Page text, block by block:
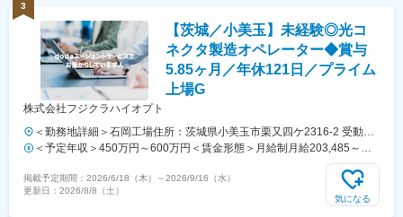
3
【茨城／小美玉】未経験◎光コ
ネクタ製造オペレーター◆賞与
5.85ヶ月／年休121日／プライム
上場G
株式会社フジクラハイオプト
＜勤務地詳細＞石岡工場住所：茨城県小美玉市栗又四ケ2316-2 受動喫
煙対策：屋内全面禁煙変更の範囲：会社の定める事業所
＜予定年収＞450万円～600万円＜賃金形態＞月給制月給203,485～
261,625 基本給203,485～261,625を含む/月＜賃金内訳＞月額（基本
給）：203,485円～261,625円＜月給＞203,485円～261,625円＜昇給有
無＞有＜残業手当＞有＜給与補足＞賞与実績:年2回（昨年度実績5.85ヶ
掲載予定期間： 2026/6/18（木） ～2026/9/16（水）
更新日： 2026/8/8（土）
気になる